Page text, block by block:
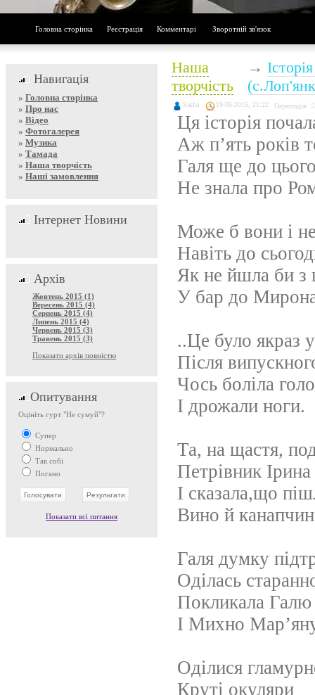
Головна сторінка Реєстрація Комментарі Зворотній зв'язок
Навигація
» Головна сторінка
» Про нас
» Відео
» Фотогалерея
» Музика
» Тамада
» Наша творчість
» Наші замовлення
Інтернет Новини
Архів
Жовтень 2015 (1)
Вересень 2015 (4)
Серпень 2015 (4)
Липень 2015 (4)
Червень 2015 (3)
Травень 2015 (3)
Показати архів повністю
Опитування
Оцініть гурт "Не сумуй"?
Супер
Нормально
Так собі
Погано
Показати всі питання
Наша
творчість
→
Sasha 19-05-2015, 21:22 Переглядів:
Ця історія
Аж п’ять років
Галя ще до
Не знала про
Може б вони і
Навіть до
Як не йшла би з
У бар до
..Це було якраз
Після
Чось боліла
І дрожали ноги.
Та, на щастя,
Петрівник Ірина
І сказала,що
Вино й
Галя думку
Оділась
Покликала
І Михно
Оділися
Круті окуляри